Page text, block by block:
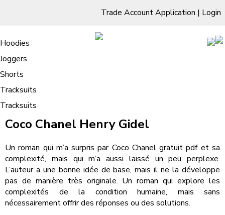
Trade Account Application | Login
Living Room
Sofas & Chairs
Cornar Sofas
Sofas
TV Units & Stands
Bedroom
Chest of Drawers
3 Drawer Chest
4 Drawer Chest
5 Drawer Chest
6 Drawer Chest
Dressing Tables Stools
Dressing Tables
Dressing Stools
Wholesale Mattresses
Mirrors
Free Standing Mirrors
Dining Room
Clothing
Hoodies
Joggers
Shorts
Tracksuits
Tracksuits
Coco Chanel – [PDF, EPUB, eBooks]
Home/Coco Chanel – [PDF, EPUB, eBooks]
Coco Chanel Henry Gidel
Un roman qui m’a surpris par Coco Chanel gratuit pdf et sa
complexité, mais qui m’a aussi laissé un peu perplexe.
L’auteur a une bonne idée de base, mais il ne la développe
pas de manière très originale. Un roman qui explore les
complexités de la condition humaine, mais sans
nécessairement offrir des réponses ou des solutions.